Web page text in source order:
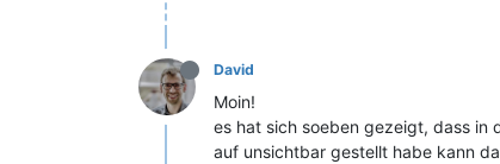
David
Moin!
es hat sich soeben gezeigt, dass in
auf unsichtbar gestellt habe kann